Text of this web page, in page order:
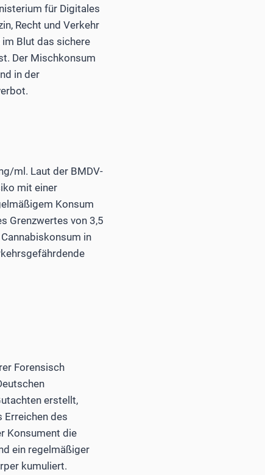
für Digitales
Recht und Verkehr
Blut das sichere
Der Mischkonsum
in der
ml. Laut der BMDV-
mit einer
Konsum
Grenzwertes von 3,5
in
Forensisch
erstellt,
Erreichen des
Konsument die
ein regelmäßiger
kumuliert.